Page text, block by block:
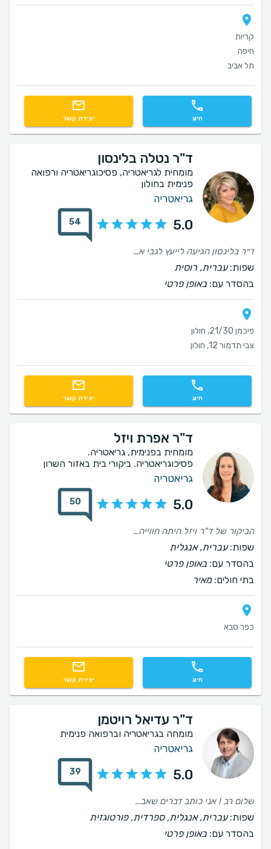
קריות
חיפה
תל אביב
חיוג יצירת קשר
ד"ר נטלה בלינסון
מומחית לגריאטריה, פסיכוגריאטריה ורפואה
פנימית בחולון
גריאטריה
5.0
54
ד״ר בלינסון הגיעה לייעץ לגבי אבא שלי, היא נעימה, רגישה וסבלנית. גרמה לאבא שלי ולי להרגיש שאנחנו בידיים טובות ואיכפתיות.
שפות:עברית, רוסית
בהסדר עם: באופן פרטי
פיכמן 21/30, חולון
צבי תדמור 12, חולון
חיוג יצירת קשר
ד"ר אפרת ויזל
מומחית בפנימית, גריאטריה.
פסיכוגריאטריה. ביקורי בית באזור השרון
גריאטריה
5.0
50
הביקור של ד"ר ויזל היתה חווייה אנושית ומקצועית מיוחדת במינה. העזרה היתה מותאמת לצרכים שלנו והשאירה אותנו עם ביטחון שהגענו לידיים הנכונות לטיפול בצרכים הרפואיים שלשמם פנינו. ממליצים עליה מאוד בחום.
שפות:עברית, אנגלית
בהסדר עם: באופן פרטי
בתי חולים:מאיר
כפר סבא
חיוג יצירת קשר
ד"ר עדיאל רויטמן
מומחה בגריאטריה וברפואה פנימית
גריאטריה
5.0
39
שלום רב ! אני כותב דברים שאבא ביקש להעלות ומוסיף גם נקודות שלי קודם כל, שוב מודים לך על העזרה הנהדרת והמצקועית והאנושית! ממש תענוג. וזה עזר לאבא ולנו בצורה בלתי רגילה. אין לך מושג איזו התמודדות זו- כמה אתגרים רפואים ואחרים יש כאן. והיכולת שלנו לקבל סוף סוף מענה רפואי, שרואה את כל התמונה, ממש היתה משמעותית עבורנו. בשיחה איתי הראית רגישות, חמלה, ושאלת שאלות מרכזיות וטובות. נתת כמה עצות מעשיות, שהיו לי לעזר. וכן ההמלצות שלך על תרופות, התקבלו אצל הרופאים המטפלים בי. כמו כן, הנכונות שלך להיות איתנו בקשר, ולעזור גם אחר כך, לענות על שאלות ובקשות- מאוד הערכתי! זו מסירות אכפתיות והתעניינות, ויש לכך ערך רב. וגם מאוד התפעלתי והערכתי את הסבלנות שלך- להקשיב ולתת לי לפרוש את התמונה המלאה והדאגות שלי. ולאחר מכן ענית בנחת ובהרחבה, וגם בענווה וצניעות מקצועית. וגם זה לא ברור מאליו! חיסרון אחד, אבא אמר- לא התעניינת ביכולת התשלום הגבוהה. יש לי הגבלות כלכליות ולא שאלת ולא התעניינת. להערכתי ולדעתי, אפשר היה לתת לי הנחה אפילו צנועה . גם הזמינות אח"כ, אחרי הפגישה הראשונית- הייתה איטית. צריך למצוא דרך מהירה יותר. לפחות לאשר שהתקבלה הפניה ושתחזור ברגע שיתאפשר לך. אך התנצלת על העיכוב ולקחת אחריות. אני מבין שזה נושא טכני ותו לא. אך זה נושא שחשוב ללקוח בקצה. לסיכום, אני מתמודד עם אתגר בריאותי ותפקודי נפשי מורכב , ולנוכחות שלך, היה ערך רב ביותר. הייתי שמח לו יכולתי להמשיך בליווי לאורך הזמן, בצורה שוטפת יותר. אך בסכומים הללו זה לא אפשרי לצערי. תודה רבה על עזרתך! מעריך ומוקיר מאוד ! מאחל בריאות ושפע וכל מה שאתה צריך באמת עבור עצמך !
שפות:עברית, אנגלית, ספרדית, פורטוגזית
בהסדר עם: באופן פרטי